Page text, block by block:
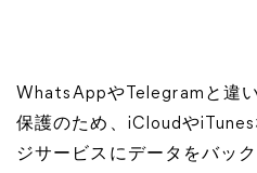
WhatsAppやTelegramと違
保護のため、iCloudや
ジサービスにデータをバッ